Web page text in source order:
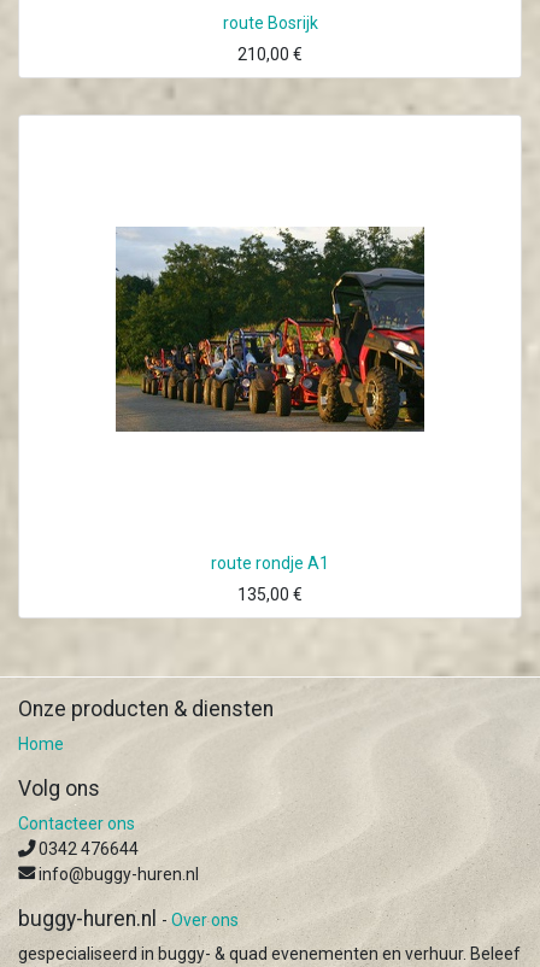
route Bosrijk
210,00 €
route rondje A1
135,00 €
Onze producten & diensten
Home
Volg ons
Contacteer ons
0342 476644
info@buggy-huren.nl
buggy-huren.nl - Over ons
gespecialiseerd in buggy- & quad evenementen en verhuur. Beleef